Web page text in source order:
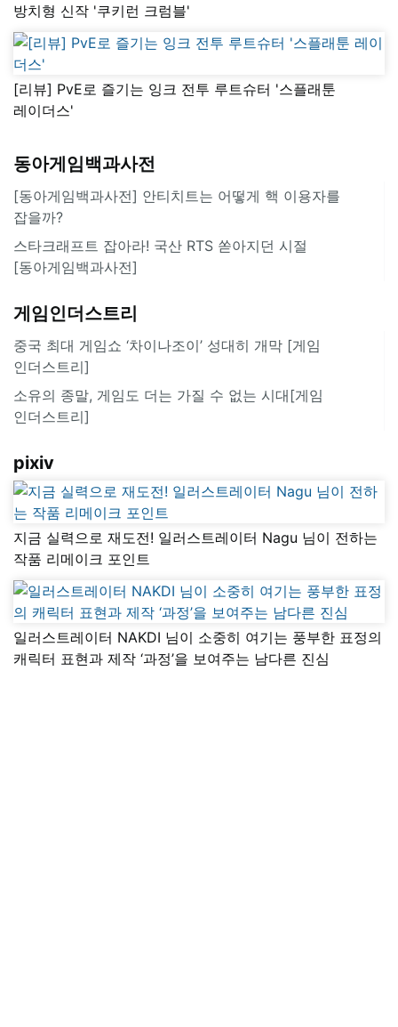
방치형 신작 '쿠키런 크럼블'
[리뷰] PvE로 즐기는 잉크 전투 루트슈터 '스플래툰
레이더스'
동아게임백과사전
[동아게임백과사전] 안티치트는 어떻게 핵 이용자를
잡을까?
스타크래프트 잡아라! 국산 RTS 쏟아지던 시절
[동아게임백과사전]
게임인더스트리
중국 최대 게임쇼 ‘차이나조이’ 성대히 개막 [게임
인더스트리]
소유의 종말, 게임도 더는 가질 수 없는 시대[게임
인더스트리]
pixiv
지금 실력으로 재도전! 일러스트레이터 Nagu 님이 전하는
작품 리메이크 포인트
일러스트레이터 NAKDI 님이 소중히 여기는 풍부한 표정의
캐릭터 표현과 제작 ‘과정’을 보여주는 남다른 진심